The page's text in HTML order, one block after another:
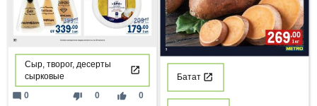
Сыр, творог, десерты
сырковые
thumb_down 0 thumb_up 0
mode_comment 0
Батат